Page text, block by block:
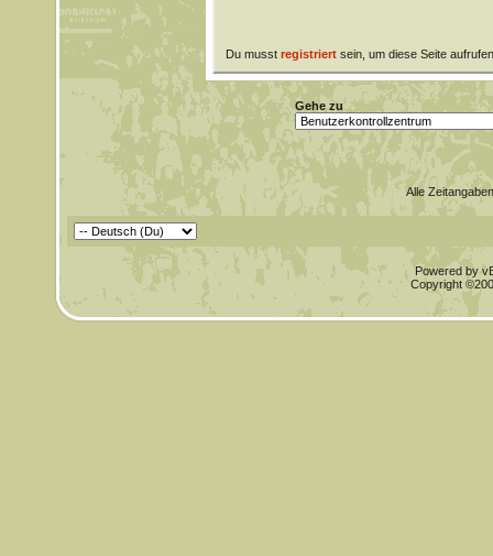
Du musst registriertsein, um diese Seite
Gehe zu
Alle
Powered by
Copyright